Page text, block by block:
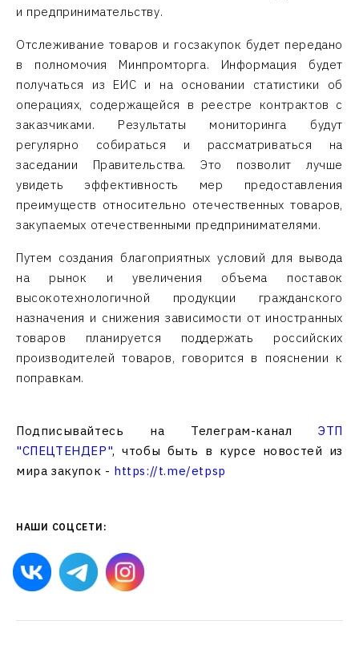
и предпринимательству.
Отслеживание товаров и госзакупок будет передано
в полномочия Минпромторга. Информация будет
получаться из ЕИС и на основании статистики об
операциях, содержащейся в реестре контрактов с
заказчиками. Результаты мониторинга будут
регулярно собираться и рассматриваться на
заседании Правительства. Это позволит лучше
увидеть эффективность мер предоставления
преимуществ относительно отечественных товаров,
закупаемых отечественными предпринимателями.
Путем создания благоприятных условий для вывода
на рынок и увеличения объема поставок
высокотехнологичной продукции гражданского
назначения и снижения зависимости от иностранных
товаров планируется поддержать российских
производителей товаров, говорится в пояснении к
поправкам.
Подписывайтесь на Телеграм-каналЭТП
"СПЕЦТЕНДЕР", чтобы быть в курсе новостей из
мира закупок - https://t.me/etpsp
НАШИ СОЦСЕТИ: